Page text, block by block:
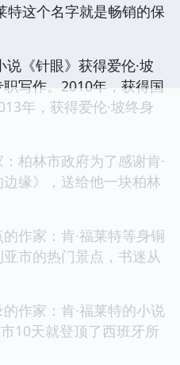
特这个名字就是畅销的保
《针眼》获得爱伦·坡
写作。2010年，获得国
年，获得爱伦·坡终身
柏林市政府为了感谢肯·
缘》，送给他一块柏林
作家：肯·福莱特等身铜
市的热门景点，书迷从
作家：肯·福莱特的小说
10天就登顶了西班牙所